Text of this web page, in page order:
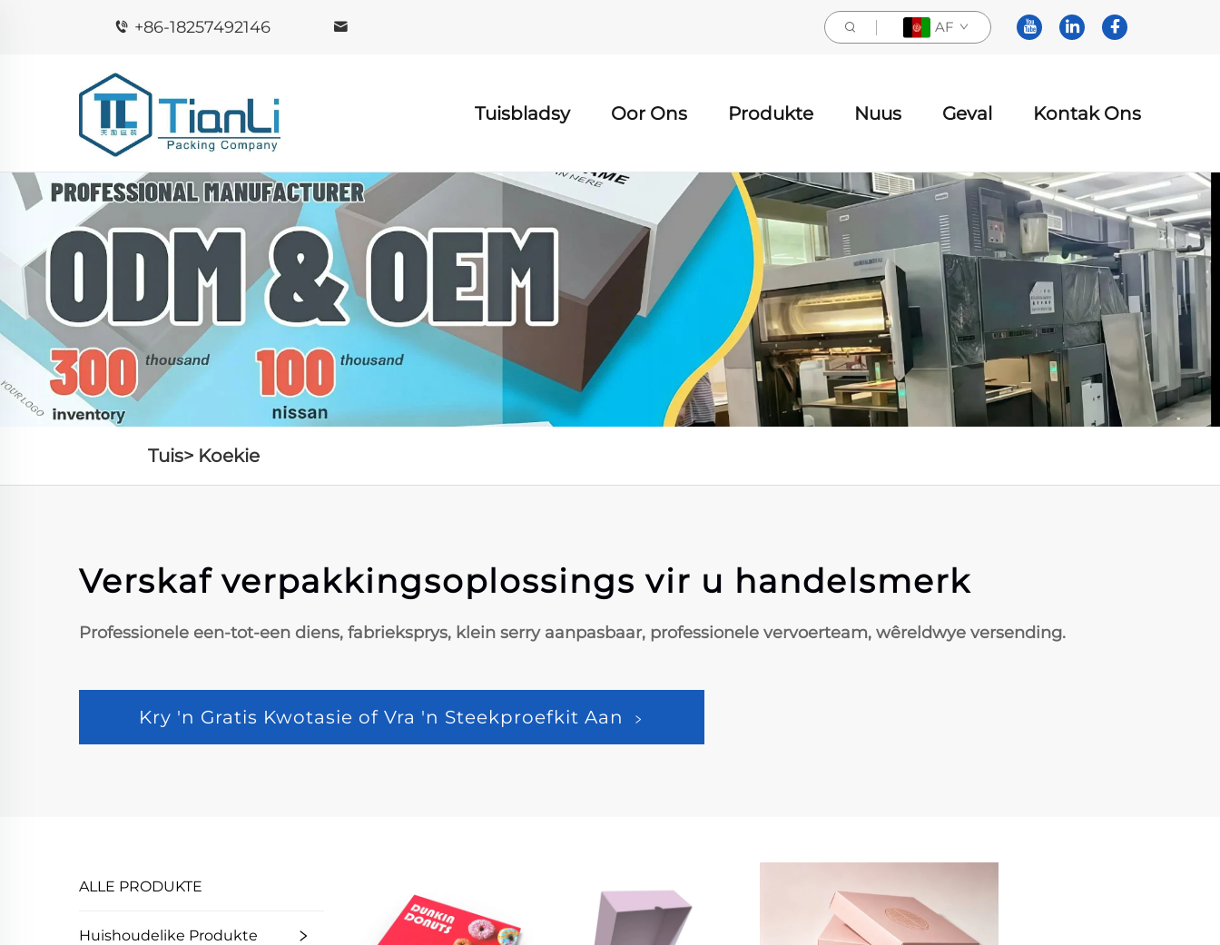
+86-18257492146 AF
Tuisbladsy Oor Ons Produkte Nuus Geval Kontak Ons
Tuis> Koekie
Verskaf verpakkingsoplossings vir u handelsmerk
Professionele een-tot-een diens, fabrieksprys, klein serry aanpasbaar, professionele vervoerteam, wêreldwye versending.
Kry 'n Gratis Kwotasie of Vra 'n Steekproefkit Aan
ALLE PRODUKTE
Huishoudelike Produkte